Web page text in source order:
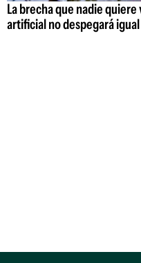
La brecha que nadie
artificial no despegará